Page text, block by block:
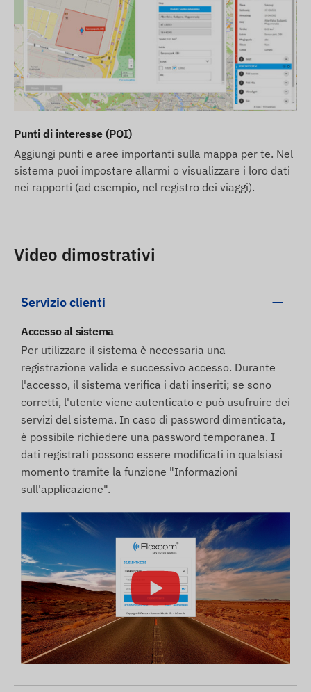
Punti di interesse (POI)
Aggiungi punti e aree importanti sulla mappa per te. Nel
sistema puoi impostare allarmi o visualizzare i loro dati
nei rapporti (ad esempio, nel registro dei viaggi).
Video dimostrativi
Servizio clienti
Accesso al sistema
Per utilizzare il sistema è necessaria una
registrazione valida e successivo accesso. Durante
l'accesso, il sistema verifica i dati inseriti; se sono
corretti, l'utente viene autenticato e può usufruire dei
servizi del sistema. In caso di password dimenticata,
è possibile richiedere una password temporanea. I
dati registrati possono essere modificati in qualsiasi
momento tramite la funzione "Informazioni
sull'applicazione".